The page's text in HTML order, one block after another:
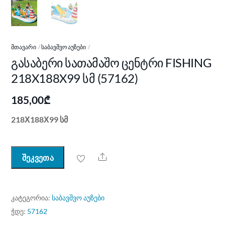
ᲛᲗᲐᲕᲐᲠᲘ ᲡᲐᲑᲐᲕᲨᲕᲝ ᲐᲣᲖᲔᲑᲘ
გასაბერი სათამაშო ცენტრი FISHING
218X188X99 სმ (57162)
185,00₾
218Х188Х99 სმ
შეკვეთა Share
ᲙᲐᲢᲔᲒᲝᲠᲘᲐ:საბავშვო აუზები
ᲭᲓᲔ: 57162